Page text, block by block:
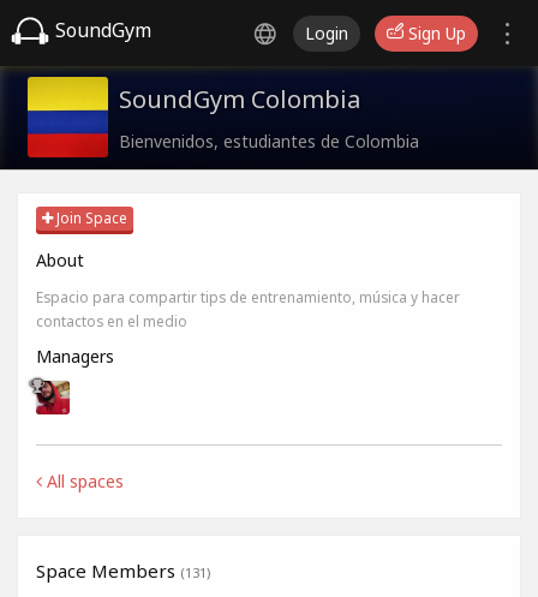
SoundGym Login Sign Up
SoundGym Colombia
Bienvenidos, estudiantes de Colombia
Join Space
About
Espacio para compartir tips de entrenamiento, música y hacer
contactos en el medio
Managers
All spaces
Space Members (131)